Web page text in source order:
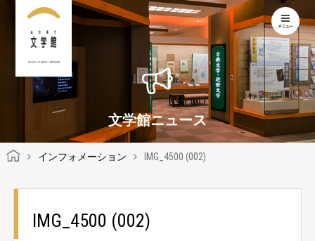
KOCHI LITERARY MUSEUM
文学館ニュース
インフォメーション IMG_4500 (002)
IMG_4500 (002)